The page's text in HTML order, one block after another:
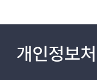
개인정보